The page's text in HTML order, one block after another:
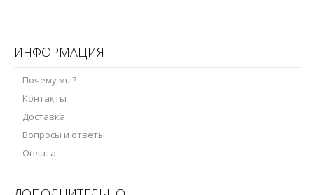
ИНФОРМАЦИЯ
Почему мы?
Контакты
Доставка
Вопросы и ответы
Оплата